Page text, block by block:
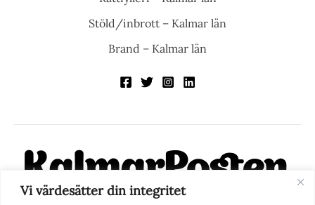
Vi värdesätter din integritet
Stöld/inbrott – Kalmar län
Brand – Kalmar län
KalmarPosten är en modern lokalnyhetstidning på nätet. Med